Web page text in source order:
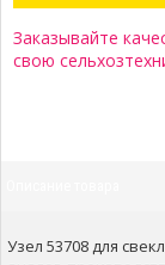
Заказывайте
свою
Узел 53708 для